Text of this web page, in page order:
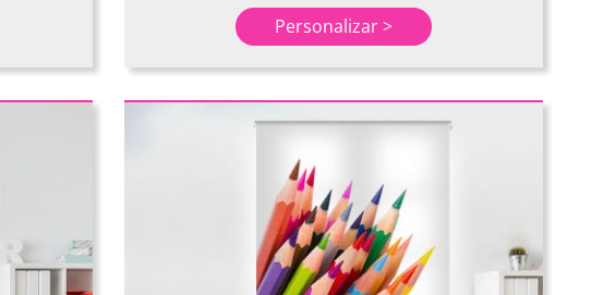
Personalizar >